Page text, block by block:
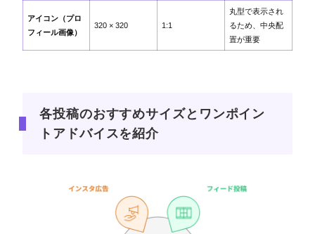
アイコン（プロ
フィール画像）
320 × 320 1:1
丸型で表示され
るため、中央配
置が重要
各投稿のおすすめサイズとワンポイン
トアドバイスを紹介